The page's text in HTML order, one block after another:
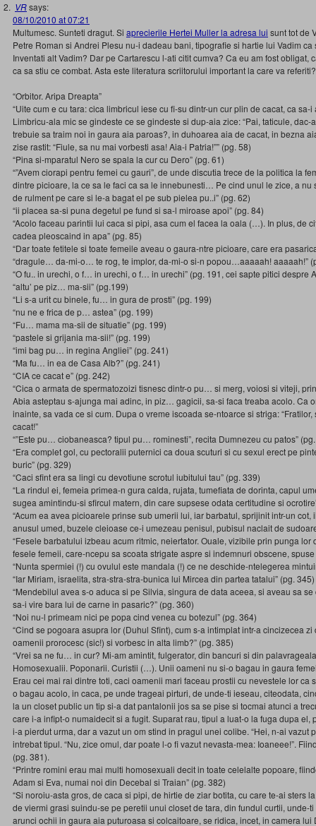
VRsays:
08/10/2010 at 07:21
Multumesc. Sunteti dragut. Si aprecierile Hertei Muller la adresa lui sunt tot de
Petre Roman si Andrei Plesu nu-i dadeau bani, tipografie si hartie lui Vadim ca
Inventati alt Vadim? Dar pe Cartarescu l-ati citit cumva? Ca eu am fost obligat,
ca sa stiu ce combat. Asta este literatura scriitorului important la care va
“Orbitor. Aripa Dreapta”
“Uite cum e cu tara: cica limbricul iese cu fi-su dintr-un cur plin de cacat, ca
Limbricu-ala mic se gindeste ce se gindeste si dup-aia zice: “Pai, taticule, dac-
trebuie sa traim noi in gaura aia paroas?, in duhoarea aia de cacat, in bezna
zise rastit: “Fiule, sa nu mai vorbesti asa! Aia-i Patria!”” (pg. 58)
“Pina si-mparatul Nero se spala la cur cu Dero” (pg. 61)
“”Avem ciorapi pentru femei cu gauri”, de unde discutia trece de la politica la
dintre picioare, la ce sa le faci ca sa le innebunesti… Pe cind unul le zice, a nu
de rulment pe care si le-a bagat el pe sub pielea pu..i” (pg. 62)
“ii placea sa-si puna degetul pe fund si sa-l miroase apoi” (pg. 84)
“Acolo faceau parintii lui caca si pipi, asa cum el facea la oala (…). In plus, de
cadea pleoscaind in apa” (pg. 85)
“Dar toate fetitele si toate femeile aveau o gaura-ntre picioare, care era
“dragule… da-mi-o… te rog, te implor, da-mi-o si-n popou…aaaaah! aaaaah!”
“O fu.. in urechi, o f… in urechi, o f… in urechi” (pg. 191, cei sapte pitici despre
“altu’ pe piz… ma-sii” (pg.199)
“Li s-a urit cu binele, fu… in gura de prosti” (pg. 199)
“nu ne e frica de p… astea” (pg. 199)
“Fu… mama ma-sii de situatie” (pg. 199)
“pastele si grijania ma-sii!” (pg. 199)
“imi bag pu… in regina Angliei” (pg. 241)
“Ma fu… in ea de Casa Alb?” (pg. 241)
“CIA ce cacat e” (pg. 242)
“Cica o armata de spermatozoizi tisnesc dintr-o pu… si merg, voiosi si viteji,
Abia asteptau s-ajunga mai adinc, in piz… gagicii, sa-si faca treaba acolo. Ca
inainte, sa vada ce si cum. Dupa o vreme iscoada se-ntoarce si striga:
cacat!”
“”Este pu… ciobaneasca? tipul pu… rominesti”, recita Dumnezeu cu patos”
“Era complet gol, cu pectoralii puternici ca doua scuturi si cu sexul erect pe
buric” (pg. 329)
“Caci sfint era sa lingi cu devotiune scrotul iubitului tau” (pg. 339)
“La rindul ei, femeia primea-n gura calda, rujata, tumefiata de dorinta, capul
sugea amintindu-si sfircul matern, din care supsese odata certitudine si
“Acum ea avea picioarele prinse sub umerii lui, iar barbatul, sprijinit intr-un
anusul umed, buzele cleioase ce-i umezeau penisul, pubisul naclait de
“Fesele barbatului izbeau acum ritmic, neiertator. Ouale, vizibile prin punga
fesele femeii, care-ncepu sa scoata strigate aspre si indemnuri obscene,
“Nunta spermiei (!) cu ovulul este mandala (!) ce ne deschide-ntelegerea
“Iar Miriam, israelita, stra-stra-stra-bunica lui Mircea din partea tatalui” (pg. 345)
“Mendebilul avea s-o aduca si pe Silvia, singura de data aceea, si aveau sa
sa-i vire bara lui de carne in pasaric?” (pg. 360)
“Noi nu-l primeam nici pe popa cind venea cu botezul” (pg. 364)
“Cind se pogoara asupra lor (Duhul Sfint), cum s-a intimplat intr-a cincizecea
oamenii prorocesc (sic!) si vorbesc in alta limb?” (pg. 385)
“Vrei sa ne fu… in cur? Mi-am amintit, fulgerator, din bancuri si din
Homosexualii. Poponarii. Curistii (…). Unii oameni nu si-o bagau in gaura
Erau cei mai rai dintre toti, caci oamenii mari faceau prostii cu nevestele lor ca
o bagau acolo, in caca, pe unde trageai pirturi, de unde-ti ieseau, citeodata,
la un closet public un tip si-a dat pantalonii jos sa se pise si tocmai atunci a
care i-a infipt-o numaidecit si a fugit. Suparat rau, tipul a luat-o la fuga dupa el,
i-a pierdut urma, dar a vazut un om stind in pragul unei colibe. “Hei, n-ai vazut
intrebat tipul. “Nu, zice omul, dar poate l-o fi vazut nevasta-mea: Ioaneee!”.
(pg. 381).
“Printre romini erau mai multi homosexuali decit in toate celelalte popoare,
Adam si Eva, numai noi din Decebal si Traian” (pg. 382)
“Si noroiu-asta gros, de caca si pipi, de hirtie de ziar botita, cu care te-ai sters
de viermi grasi suindu-se pe peretii unui closet de tara, din fundul curtii, unde-
arunci ochii in gaura aia puturoasa si colcaitoare, se ridica, incet, in camera